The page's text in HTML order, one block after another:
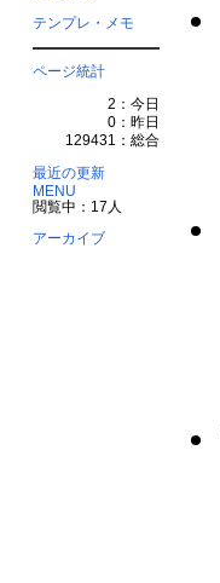
テンプレ・メモ
ページ統計
2：今日
0：昨日
129431：総合
最近の更新
MENU
閲覧中：17人
アーカイブ